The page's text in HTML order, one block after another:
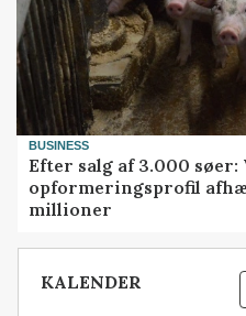
BUSINESS
Efter salg af 3.000 søer:
opformeringsprofil
millioner
KALENDER